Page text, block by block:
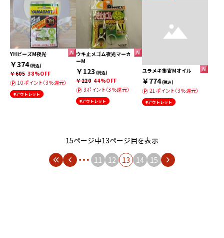
YHビーズM夜光
￥374(税込)
￥605 38%OFF
10ポイント（3％還元）
#アウトレット
ウキ止メゴム夜光マーカ
ーM
￥123 (税込)
￥220 44%OFF
3ポイント（3％還元）
#アウトレット
ユラメキ集寄Mオイル
￥774(税込)
21ポイント（3％還元）
#アウトレット
15ページ中13ページ目を表示
11
12 13 14 15